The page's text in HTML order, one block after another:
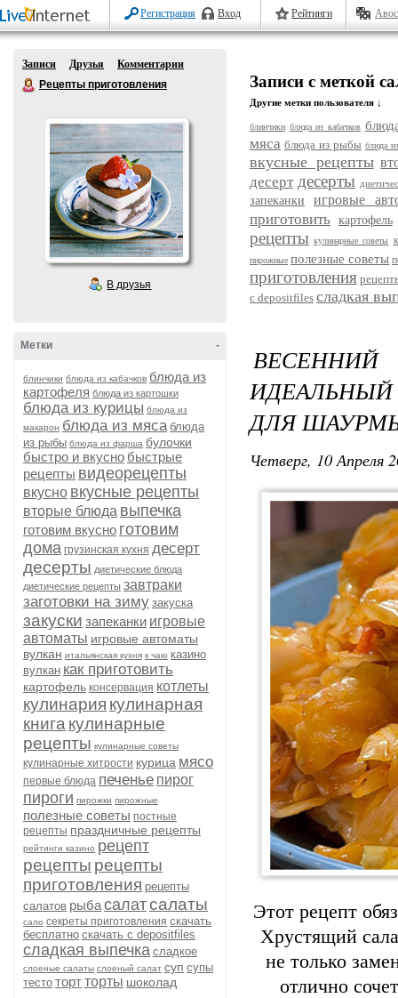
Регистрация Вход Рейтинги
Записи Друзья
Комментарии
Рецепты приготовления
В друзья
-
Метки
блинчики блюда из кабачков блюда из
картофеля блюда из картошки
блюда из курицы блюда из
макарон блюда из мяса блюда
из рыбы блюда из фарша булочки
быстро и вкусно быстрые
рецепты видеорецепты
вкусно вкусные рецепты
вторые блюда выпечка
готовим вкусно готовим
дома грузинская кухня десерт
десерты диетические блюда
диетические рецепты завтраки
заготовки на зиму закуска
закуски запеканки игровые
автоматы игровые автоматы
вулкан итальянская кухня к чаю казино
вулкан как приготовить
картофель консервация котлеты
кулинария кулинарная
книга кулинарные
рецепты кулинарные советы
кулинарные хитрости курица мясо
первые блюда печенье пирог
пироги пирожки пирожные
полезные советы постные
рецепты праздничные рецепты
рейтинги казино рецепт
рецепты рецепты
приготовления рецепты
салатов рыбасалатсалаты
сало секреты приготовления скачать
бесплатно скачать с depositfiles
сладкая выпечка сладкое
слоеные салаты слоеный салат суп супы
тесто тортторты шоколад
Записи с меткой
Другие метки пользователя ↓
блинчики блюда из кабачков
мяса блюда из рыбы блюда
вкусные рецепты
десерт десерты
запеканки игровые
приготовить картофель
рецепты кулинарные советы
пирожные полезные советы
приготовления
с depositfiles сладкая
ИДЕАЛЬНЫЙ
ДЛЯ
Четверг, 10 Апреля
Этот рецепт
Хрустящий
не только
отлично